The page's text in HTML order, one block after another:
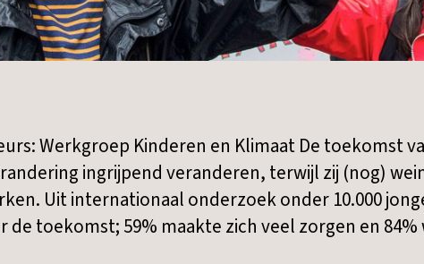
Werkgroep Kinderen en Klimaat De toekomst
ingrijpend veranderen, terwijl zij (nog)
Uit internationaal onderzoek onder 10.000
de toekomst; 59% maakte zich veel zorgen en 84%